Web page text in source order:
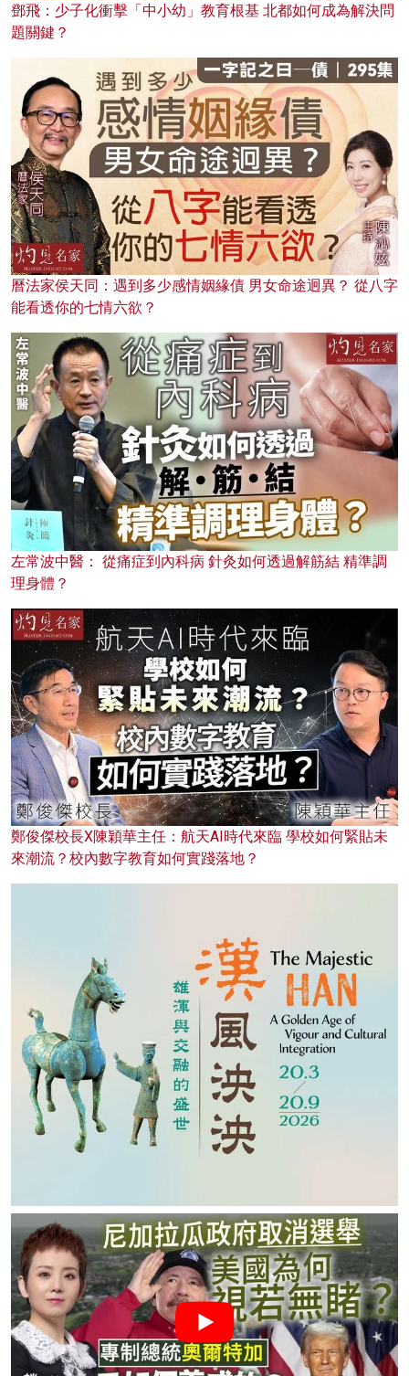
鄧飛：少子化衝擊「中小幼」教育根基 北都如何成為解決問
題關鍵？
曆法家侯天同：遇到多少感情姻緣債 男女命途迥異？ 從八字
能看透你的七情六欲？
左常波中醫： 從痛症到內科病 針灸如何透過解筋結 精準調
理身體？
鄭俊傑校長X陳穎華主任：航天AI時代來臨 學校如何緊貼未
來潮流？校內數字教育如何實踐落地？